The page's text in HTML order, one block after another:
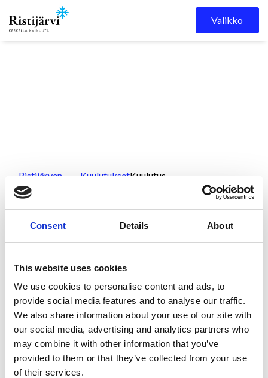
Consent Details About
This website uses cookies
We use cookies to personalise content and ads, to
provide social media features and to analyse our traffic.
We also share information about your use of our site with
our social media, advertising and analytics partners who
may combine it with other information that you’ve
provided to them or that they’ve collected from your use
of their services.
Skip to content
Valikko
Ristijärven
kunta
KuulutuksetKuulutus
rakennustarkastajan
Kuulutus
rakennustarkastajan
päätöksistä
8.7.2026
Kuulutus